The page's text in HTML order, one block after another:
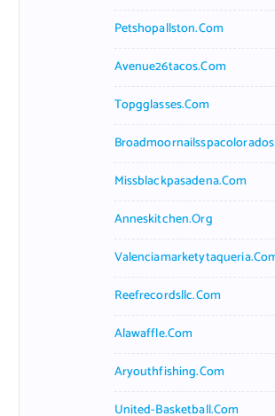
Petshopallston.com
Avenue26tacos.com
Topgglasses.com
Missblackpasadena.com
Anneskitchen.org
Reefrecordsllc.com
Alawaffle.com
Aryouthfishing.com
United-Basketball.com